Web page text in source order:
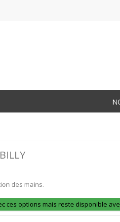
des mains.
ces options mais reste disponible